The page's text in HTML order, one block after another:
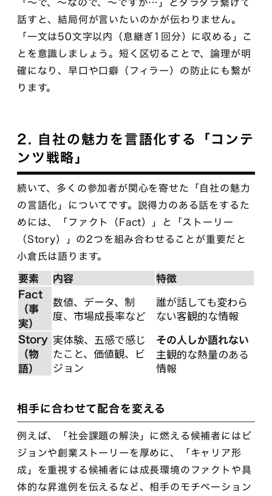
話すと、結局何が言いたいのかが伝わりません。
「一文は50文字以内（息継ぎ1回分）に収める」こ
とを意識しましょう。短く区切ることで、論理が明
確になり、早口や口癖（フィラー）の防止にも繋が
ります。
2. 自社の魅力を言語化する「コンテ
ンツ戦略」
続いて、多くの参加者が関心を寄せた「自社の魅力
の言語化」についてです。説得力のある話をするた
めには、「ファクト（Fact）」と「ストーリー
（Story）」の2つを組み合わせることが重要だと
小倉氏は語ります。
要素 内容
特徴
Fact
（事
実）
数値、データ、制
度、市場成長率など
誰が話しても変わら
ない客観的な情報
Story
（物
語）
実体験、五感で感じ
たこと、価値観、ビ
ジョン
その人しか語れない
主観的な熱量のある
情報
相手に合わせて配合を変える
例えば、「社会課題の解決」に燃える候補者にはビ
ジョンや創業ストーリーを厚めに、「キャリア形
成」を重視する候補者には成長環境のファクトや具
体的な昇進例を伝えるなど、相手のモチベーション